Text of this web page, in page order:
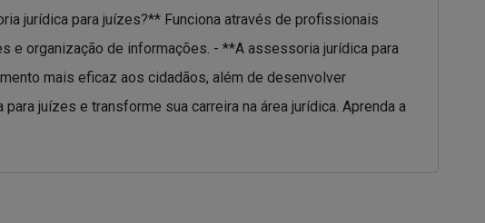
jurídica para juízes?** Funciona através de profissionais
e organização de informações. - **A assessoria jurídica para
mais eficaz aos cidadãos, além de desenvolver
juízes e transforme sua carreira na área jurídica. Aprenda a